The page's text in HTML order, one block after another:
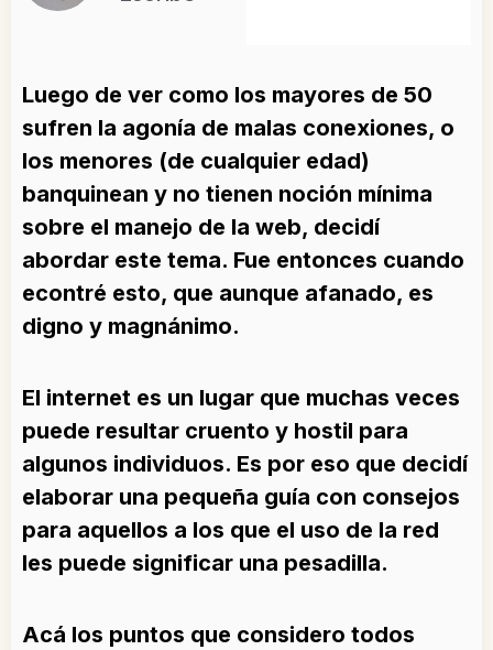
Luego de ver como los mayores de 50
sufren la agonía de malas conexiones, o
los menores (de cualquier edad)
banquinean y no tienen noción mínima
sobre el manejo de la web, decidí
abordar este tema. Fue entonces cuando
econtré esto, que aunque afanado, es
digno y magnánimo.
El internet es un lugar que muchas veces
puede resultar cruento y hostil para
algunos individuos. Es por eso que decidí
elaborar una pequeña guía con consejos
para aquellos a los que el uso de la red
les puede significar una pesadilla.
Acá los puntos que considero todos